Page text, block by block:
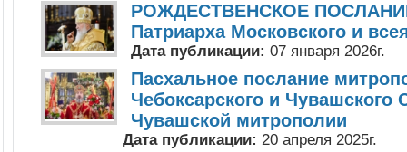
РОЖДЕСТВЕНСКОЕ
Патриарха Московского и
Дата публикации: 07 января 2026г.
Пасхальное послание
Чебоксарского и Чувашского
Чувашской митрополии
Дата публикации: 20 апреля 2025г.